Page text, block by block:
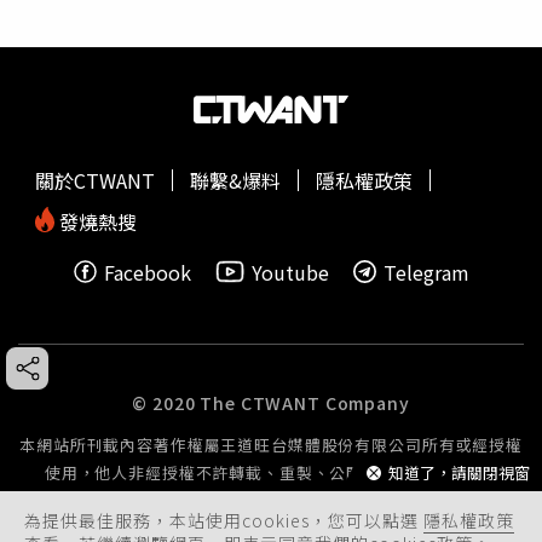
為提供最佳服務，本站使用cookies，您可以點選 隱私權政策
知道了，請關閉視窗
關於CTWANT 聯繫&爆料
隱私權政策
發燒熱搜
Facebook
Youtube Telegram
© 2020 The CTWANT Company
本網站所刊載內容著作權屬王道旺台媒體股份有限公司所有或經授權
使用，他人非經授權不許轉載、重製、公開播送或公開傳輸。